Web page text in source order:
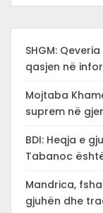
SHGM:
qasjen në
Mojtaba
suprem në
BDI: Heqja e
Tabanoc
Mandrica,
gjuhën dhe